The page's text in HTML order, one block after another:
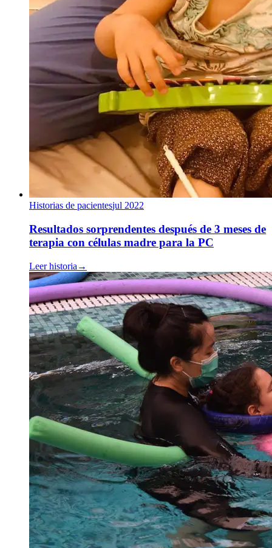
Historias de pacientesjul 2022
Resultados sorprendentes después de 3 meses de
terapia con células madre para la PC
Leer historia →